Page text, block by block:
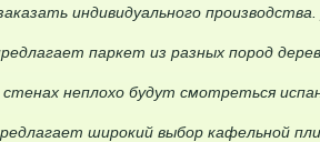
индивидуального
паркет из разных пород
неплохо будут смотреться
широкий выбор кафельной